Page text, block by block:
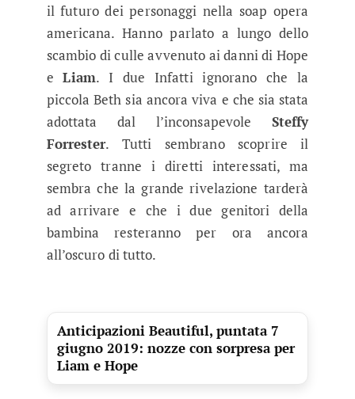
il futuro dei personaggi nella soap opera
americana. Hanno parlato a lungo dello
scambio di culle avvenuto ai danni di Hope
eLiam. I due Infatti ignorano che la
piccola Beth sia ancora viva e che sia stata
adottata dal l’inconsapevole Steffy
Forrester. Tutti sembrano scoprire il
segreto tranne i diretti interessati, ma
sembra che la grande rivelazione tarderà
ad arrivare e che i due genitori della
bambina resteranno per ora ancora
all’oscuro di tutto.
Anticipazioni Beautiful, puntata 7
giugno 2019: nozze con sorpresa per
Liam e Hope